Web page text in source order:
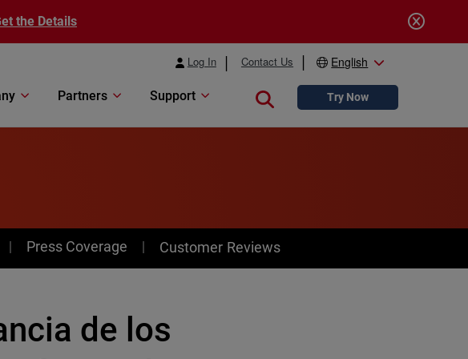
the Details
Log In Contact Us English
Partners Support Close searchTry Now
Press Coverage Customer Reviews
de los